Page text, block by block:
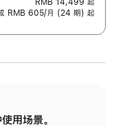
RMB 14,499 起
RMB 605/月 (24 期) 起
用场景。